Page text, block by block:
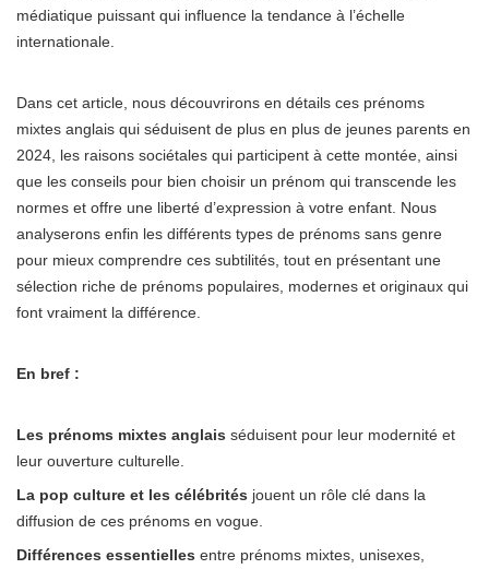
médiatique puissant qui influence la tendance à l’échelle
internationale.
Dans cet article, nous découvrirons en détails ces prénoms
mixtes anglais qui séduisent de plus en plus de jeunes parents en
2024, les raisons sociétales qui participent à cette montée, ainsi
que les conseils pour bien choisir un prénom qui transcende les
normes et offre une liberté d’expression à votre enfant. Nous
analyserons enfin les différents types de prénoms sans genre
pour mieux comprendre ces subtilités, tout en présentant une
sélection riche de prénoms populaires, modernes et originaux qui
font vraiment la différence.
En bref :
Les prénoms mixtes anglais séduisent pour leur modernité et
leur ouverture culturelle.
La pop culture et les célébrités jouent un rôle clé dans la
diffusion de ces prénoms en vogue.
Différences essentielles entre prénoms mixtes, unisexes,